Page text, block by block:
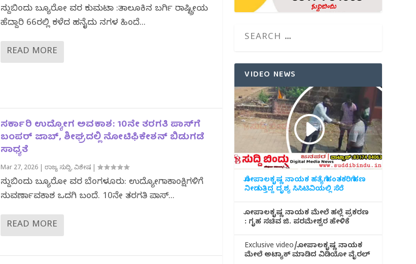
ಸುದ್ದಿಬಿಂದು ಬ್ಯೂರೋ ವರದಿ ಕುಮಟಾ :ತಾಲೂಕಿನ ಬರ್ಗಿ ರಾಷ್ಟ್ರೀಯ
ಹೆದ್ದಾರಿ 66ರಲ್ಲಿ ಕಳೆದ ಹದಿನೈದು ದಿನಗಳ ಹಿಂದೆ...
READ MORE
ಸರ್ಕಾರಿ ಉದ್ಯೋಗ ಅವಕಾಶ: 10ನೇ ತರಗತಿ‌ ಪಾಸ್‌ಗೆ
ಬಂಪರ್ ಜಾಬ್, ಶೀಘ್ರದಲ್ಲಿ ನೋಟಿಫಿಕೇಶನ್ ಬಿಡುಗಡೆ
ಸಾಧ್ಯತೆ
Mar 27, 2026| ರಾಜ್ಯ ಸುದ್ದಿ,ವಿಶೇಷ|
ಸುದ್ದಿಬಿಂದು ಬ್ಯೂರೋ ವರದಿ ಬೆಂಗಳೂರು: ಉದ್ಯೋಗಾಕಾಂಕ್ಷಿಗಳಿಗೆ
ಸುವರ್ಣಾವಕಾಶ ಒದಗಿ ಬಂದಿದೆ. 10ನೇ ತರಗತಿ ಪಾಸ್...
READ MORE
VIDEO NEWS
ಗೋಪಾಲಕೃಷ್ಣ ನಾಯಕ ಹತ್ಯೆಗೆ ಹಂತಕರಿಗೆ ಹಣ
ನೀಡುತ್ತಿದ್ದ ದೃಶ್ಯ ಸಿಸಿಟಿವಿಯಲ್ಲಿ ಸೆರೆ
ಗೋಪಾಲಕೃಷ್ಣ ನಾಯಕ ಮೇಲೆ ಹಲ್ಲೆ ಪ್ರಕರಣ
: ಗೃಹ ಸಚಿವ ಜಿ. ಪರಮೇಶ್ವರ ಹೇಳಿಕೆ
Exclusive video/ಗೋಪಾಲಕೃಷ್ಣ ನಾಯಕ
ಮೇಲೆ ಅಟ್ಯಾಕ್ ಮಾಡಿದ ವಿಡಿಯೋ ವೈರಲ್